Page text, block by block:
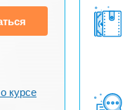
курсе